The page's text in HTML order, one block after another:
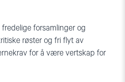
forsamlinger og
røster og fri flyt av
for å være vertskap for